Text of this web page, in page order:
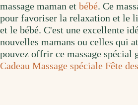
massage maman et bébé. Ce
pour favoriser la relaxation et le
et le bébé. C'est une excellente
nouvelles mamans ou celles qui
pouvez offrir ce massage spécial
Cadeau Massage spéciale Fête